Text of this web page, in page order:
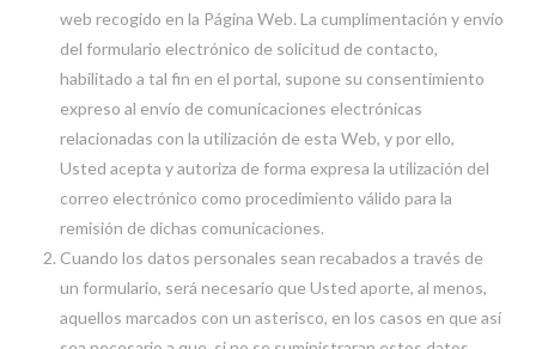
web recogido en la Página Web. La cumplimentación y envío
del formulario electrónico de solicitud de contacto,
habilitado a tal fin en el portal, supone su consentimiento
expreso al envío de comunicaciones electrónicas
relacionadas con la utilización de esta Web, y por ello,
Usted acepta y autoriza de forma expresa la utilización del
correo electrónico como procedimiento válido para la
remisión de dichas comunicaciones.
Cuando los datos personales sean recabados a través de
un formulario, será necesario que Usted aporte, al menos,
aquellos marcados con un asterisco, en los casos en que así